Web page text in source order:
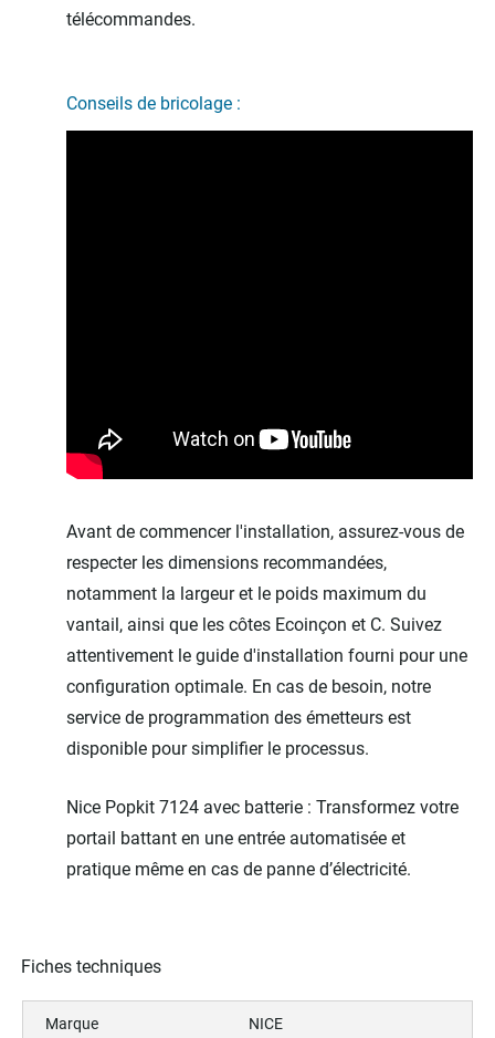
télécommandes.
Conseils de bricolage :
Avant de commencer l'installation, assurez-vous de
respecter les dimensions recommandées,
notamment la largeur et le poids maximum du
vantail, ainsi que les côtes Ecoinçon et C. Suivez
attentivement le guide d'installation fourni pour une
configuration optimale. En cas de besoin, notre
service de programmation des émetteurs est
disponible pour simplifier le processus.
Nice Popkit 7124 avec batterie : Transformez votre
portail battant en une entrée automatisée et
pratique même en cas de panne d’électricité.
Fiches techniques
Marque NICE